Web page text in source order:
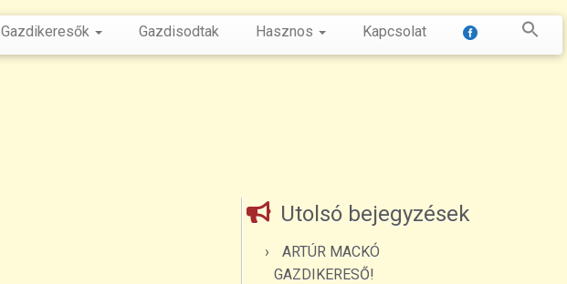
Gazdikeresők Gazdisodtak Hasznos Kapcsolat
Utolsó bejegyzések
ARTÚR MACKÓ
GAZDIKERESŐ!